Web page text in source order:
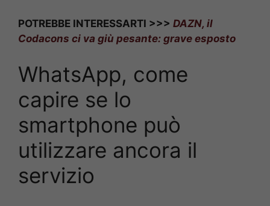
POTREBBE INTERESSARTI >>> DAZN, il
Codacons ci va giù pesante: grave esposto
WhatsApp, come
capire se lo
smartphone può
utilizzare ancora il
servizio